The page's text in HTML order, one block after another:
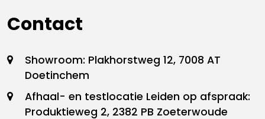
Contact
Showroom: Plakhorstweg 12, 7008 AT
Doetinchem
Afhaal- en testlocatie Leiden op afspraak:
Produktieweg 2, 2382 PB Zoeterwoude